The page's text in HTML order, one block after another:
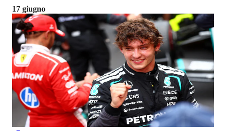
17 giugno